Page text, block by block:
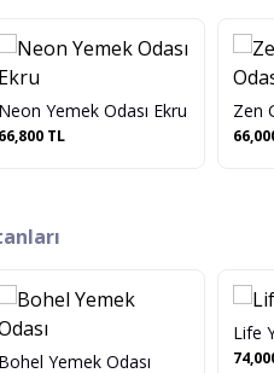
Neon Yemek Odası Ekru
66,800 TL
Zen
Bohel Yemek Odası
Life